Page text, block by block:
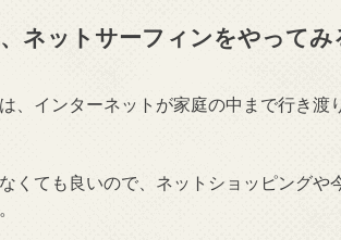
ネットサーフィンをやってみ
、インターネットが家庭の中まで行き渡
くても良いので、ネットショッピング